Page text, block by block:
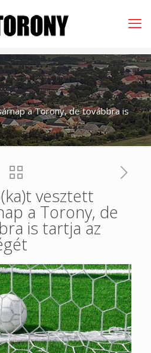
a Torony, de továbbra is
vesztett
a Torony, de
is tartja az